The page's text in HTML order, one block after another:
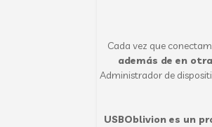
Cada vez que
además de en
Administrador de
USBOblivion es un